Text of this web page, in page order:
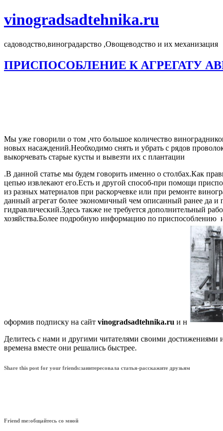
vinogradsadtehnika.ru
садоводство,виноградарство ,Овощеводство и их механизация
ПРИСПОСОБЛЕНИЕ К АГРЕГАТУ
Мы уже говорили о том ,что большое количество
новых насаждений.Необходимо снять и убрать с рядов
выкорчевать старые кусты и вывезти их с плантации
.В данной статье мы будем говорить именно о столбах.Как
цепью извлекают его.Есть и другой способ-при помощи
из разных материалов при раскорчевке или при ремонте
данный агрегат более экономичный чем описанный ранее да
гидравлический.Здесь также не требуется дополнительный
хозяйства.Более подробную информацию по приспособлению
оформив подписку на сайт vinogradsadtehnika.ru и н
Делитесь с нами и другими читателями своими
времена вместе они решались быстрее.
Share this post for your friends:заинтересовала статья-расскажите друзьям
Friend me:общайтесь со мной